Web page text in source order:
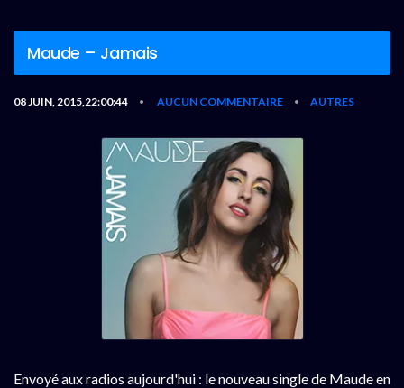
Maude – Jamais
08 JUIN, 2015,22:00:44 • AUCUN COMMENTAIRE • AUTRES
Envoyé aux radios aujourd'hui : le nouveau single de Maude en